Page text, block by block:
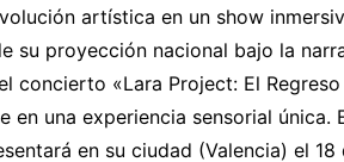
artística en un show
su proyección nacional bajo la
concierto «Lara Project: El
en una experiencia sensorial única.
en su ciudad (Valencia) el